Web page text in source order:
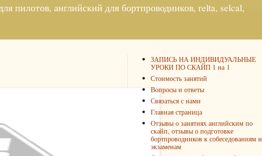
пилотов, английский для бортпроводников, relta, selcal,
ЗАПИСЬ НА ИНДИВИДУАЛЬНЫЕ
УРОКИ ПО СКАЙП 1 на 1
Стоимость занятий
Вопросы и ответы
Связаться с нами
Главная страница
Отзывы о занятиях английским по
скайп, отзывы о подготовке
бортпроводников к собеседованиям и
экзаменам